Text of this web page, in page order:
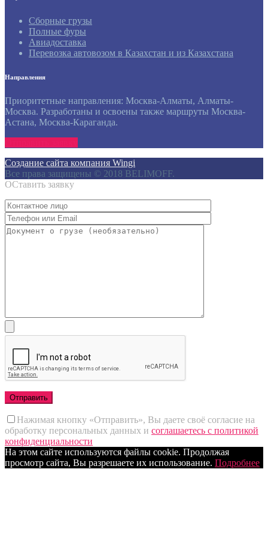
Сборные грузы
Полные фуры
Авиадоставка
Перевозка автовозом в Казахстан и из Казахстана
Направления
Приоритетные направления: Москва-Алматы, Алматы-
Москва. Разработаны и освоены также маршруты Москва-
Астана, Москва-Караганда.
Создание сайта компания Wingi
Все права защищены © 2018 BELIMOFF.
ОСтавить заявку
Нажимая кнопку «Отправить», Вы даете своё согласие на
обработку персональных данных и соглашаетесь с политикой
конфиденциальности
На этом сайте используются файлы cookie. Продолжая
просмотр сайта, Вы разрешаете их использование. Подробнее